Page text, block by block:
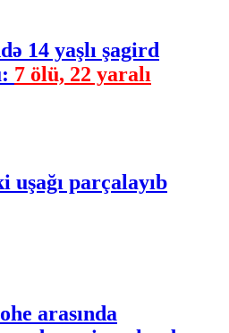
14 yaşlı şagird
7 ölü, 22 yaralı
uşağı parçalayıb
arasında